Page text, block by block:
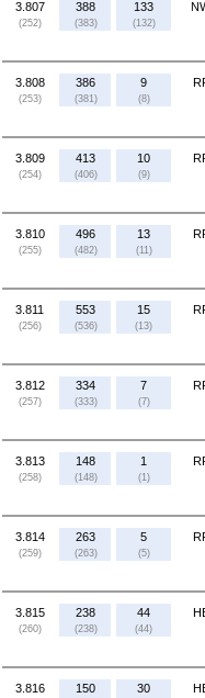
3.807
(252)
388
(383)
133
(132)
3.808
(253)
386
(381)
9
(8)
3.809
(254)
413
(406)
10
(9)
3.810
(255)
496
(482)
13
(11)
3.811
(256)
553
(536)
15
(13)
3.812
(257)
334
(333)
7
(7)
3.813
(258)
148
(148)
1
(1)
3.814
(259)
263
(263)
5
(5)
3.815
(260)
238
(238)
44
(44)
3.816 150 30